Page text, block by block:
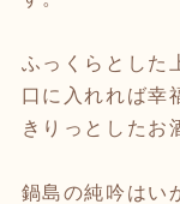
ふっくらとした
口に入れれば幸
きりっとしたお
鍋島の純吟はい